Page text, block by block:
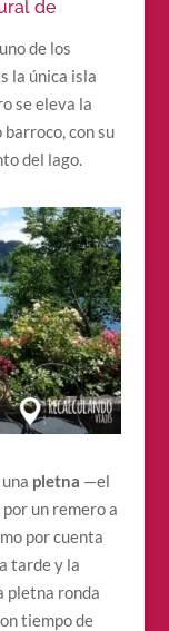
de
de los
la única isla
se eleva la
barroco, con su
del lago.
pletna —el
un remero a
por cuenta
tarde y la
pletna ronda
tiempo de